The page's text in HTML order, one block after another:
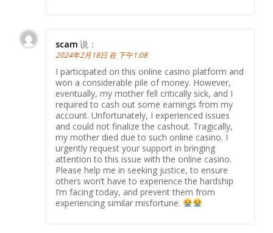
scam 说：
2024年2月18日 在 下午1:08
I participated on this online casino platform and
won a considerable pile of money. However,
eventually, my mother fell critically sick, and I
required to cash out some earnings from my
account. Unfortunately, I experienced issues
and could not finalize the cashout. Tragically,
my mother died due to such online casino. I
urgently request your support in bringing
attention to this issue with the online casino.
Please help me in seeking justice, to ensure
others won’t have to experience the hardship
I’m facing today, and prevent them from
experiencing similar misfortune.